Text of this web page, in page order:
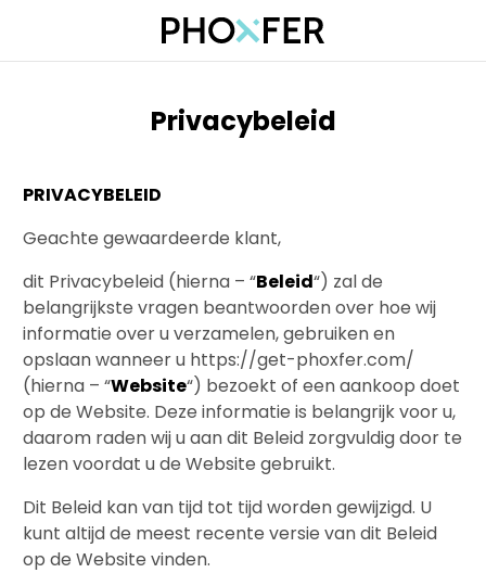
Privacybeleid
PRIVACYBELEID
Geachte gewaardeerde klant,
dit Privacybeleid (hierna – “Beleid“) zal de
belangrijkste vragen beantwoorden over hoe wij
informatie over u verzamelen, gebruiken en
opslaan wanneer u https://get-phoxfer.com/
(hierna – “Website“) bezoekt of een aankoop doet
op de Website. Deze informatie is belangrijk voor u,
daarom raden wij u aan dit Beleid zorgvuldig door te
lezen voordat u de Website gebruikt.
Dit Beleid kan van tijd tot tijd worden gewijzigd. U
kunt altijd de meest recente versie van dit Beleid
op de Website vinden.